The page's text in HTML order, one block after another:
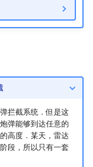
拦截系统．但是这
弹能够到达任意的
高度．某天，雷达
段，所以只有一套